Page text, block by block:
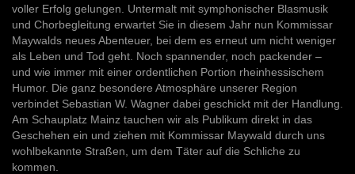
voller Erfolg gelungen. Untermalt mit symphonischer Blasmusik
und Chorbegleitung erwartet Sie in diesem Jahr nun Kommissar
Maywalds neues Abenteuer, bei dem es erneut um nicht weniger
als Leben und Tod geht. Noch spannender, noch packender –
und wie immer mit einer ordentlichen Portion rheinhessischem
Humor. Die ganz besondere Atmosphäre unserer Region
verbindet Sebastian W. Wagner dabei geschickt mit der Handlung.
Am Schauplatz Mainz tauchen wir als Publikum direkt in das
Geschehen ein und ziehen mit Kommissar Maywald durch uns
wohlbekannte Straßen, um dem Täter auf die Schliche zu
kommen.